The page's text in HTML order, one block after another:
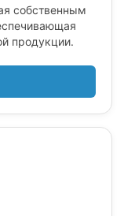
собственным
продукции.